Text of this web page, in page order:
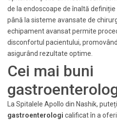
de la endoscoape de înaltă
până la sisteme avansate de
echipament avansat permite
disconfortul pacientului,
asigurând rezultate optime.
Cei mai buni
La Spitalele Apollo din Nashik,
gastroenterologi calificat în a